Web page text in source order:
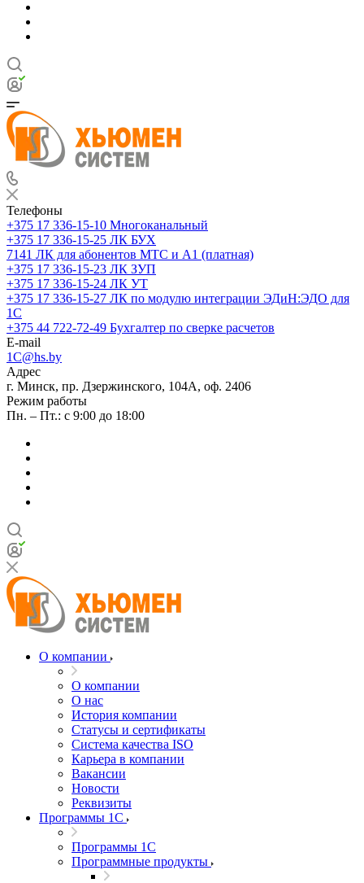
Телефоны
+375 17 336-15-10 Многоканальный
+375 17 336-15-25 ЛК БУХ
7141 ЛК для абонентов МТС и А1 (платная)
+375 17 336-15-23 ЛК ЗУП
+375 17 336-15-24 ЛК УТ
+375 17 336-15-27 ЛК по модулю интеграции ЭДиН:ЭДО для
1С
+375 44 722-72-49 Бухгалтер по сверке расчетов
E-mail
1C@hs.by
Адрес
г. Минск, пр. Дзержинского, 104А, оф. 2406
Режим работы
Пн. – Пт.: с 9:00 до 18:00
О компании
О компании
О нас
История компании
Статусы и сертификаты
Система качества ISO
Карьера в компании
Вакансии
Новости
Реквизиты
Программы 1С
Программы 1С
Программные продукты